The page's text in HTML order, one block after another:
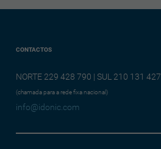
CONTACTOS
NORTE 229 428 790 | SUL 210 131 427
(chamada para a rede fixa nacional)
info@idonic.com